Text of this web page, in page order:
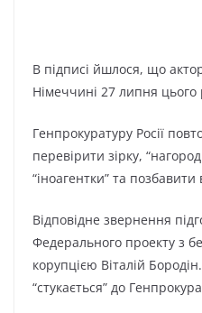
В підписі йшлося, що
Німеччині 27 липня цього
Генпрокуратуру Росії
перевірити зірку,
“іноагентки” та позбавити
Відповідне звернення
Федерального проекту з
корупцією Віталій
“стукається” до